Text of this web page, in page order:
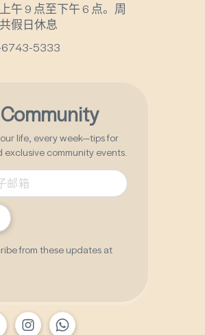
午 9 点至下午 6 点。周
假日休息
5333
life, every week—tips for
exclusive community events.
from these updates at